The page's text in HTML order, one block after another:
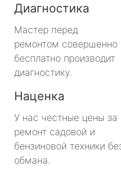
Диагностика
Мастер перед
ремонтом совершенно
бесплатно производит
диагностику.
Наценка
У нас честные цены за
ремонт садовой и
бензиновой техники
обмана.